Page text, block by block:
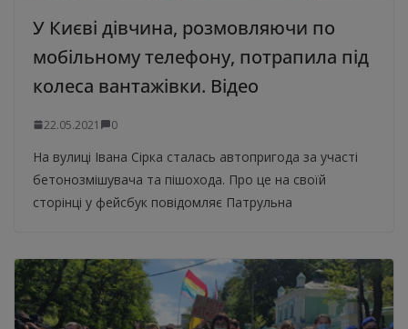
У Києві дівчина, розмовляючи по
мобільному телефону, потрапила під
колеса вантажівки. Відео
22.05.2021 0
На вулиці Івана Сірка сталась автопригода за участі
бетонозмішувача та пішохода. Про це на своїй
сторінці у фейсбук повідомляє Патрульна